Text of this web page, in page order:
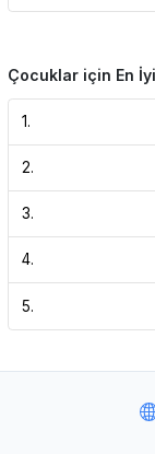
Çocuklar için En
1.
2.
3.
4.
5.